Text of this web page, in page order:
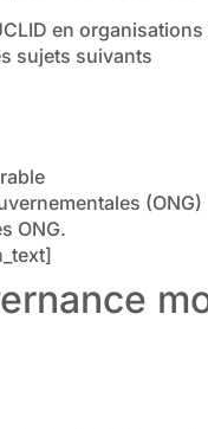
en
sujets suivants
(ONG)
ONG.